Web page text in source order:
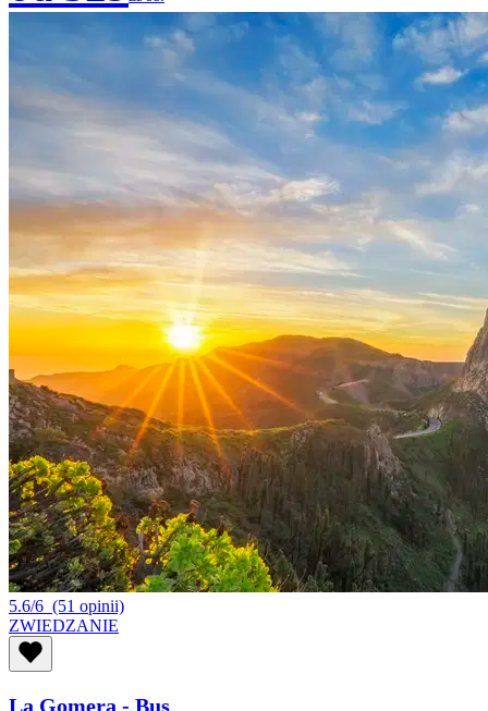
5.6/6 (51 opinii)
ZWIEDZANIE
La Gomera - Bus